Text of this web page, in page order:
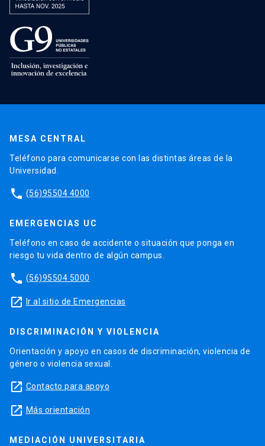
MESA CENTRAL
Teléfono para comunicarse con las distintas áreas de la
Universidad.
phone (56)95504 4000
EMERGENCIAS UC
Teléfono en caso de accidente o situación que ponga en
riesgo tu vida dentro de algún campus.
phone (56)95504 5000
launch Ir al sitio de Emergencias
DISCRIMINACIÓN Y VIOLENCIA
Orientación y apoyo en casos de discriminación, violencia de
género o violencia sexual.
launch Contacto para apoyo
launch Más orientación
MEDIACIÓN UNIVERSITARIA